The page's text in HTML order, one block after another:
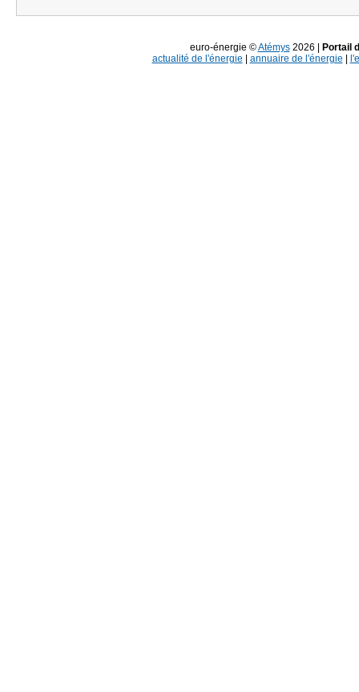
euro-énergie ©Atémys2026 |
Portail
actualité de l'énergie
annuaire de l'énergie